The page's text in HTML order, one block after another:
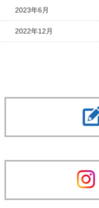
2023年6月
2022年12月